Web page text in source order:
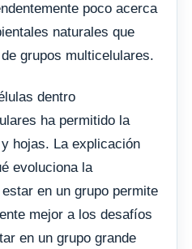
poco acerca
naturales que
grupos multicelulares.
dentro
ha permitido la
hojas. La explicación
evoluciona la
en un grupo permite
mejor a los desafíos
en un grupo grande